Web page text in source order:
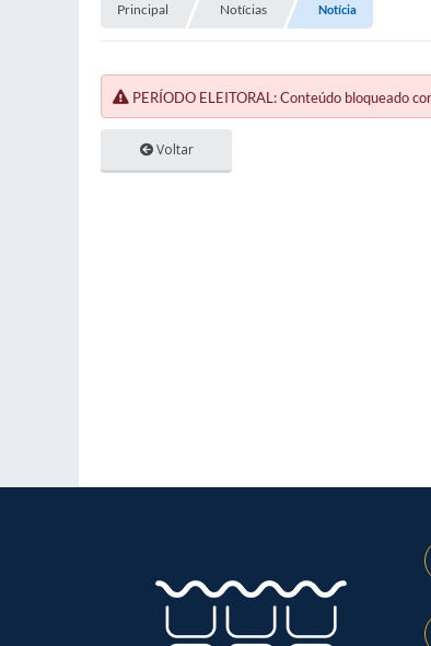
Principal Notícias Notícia
PERÍODO ELEITORAL: Conteúdo bloqueado
Voltar